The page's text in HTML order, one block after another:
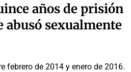
años de prisión
abusó sexualmente
febrero de 2014 y enero de 2016.